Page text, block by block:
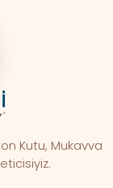
Kutu, Mukavva